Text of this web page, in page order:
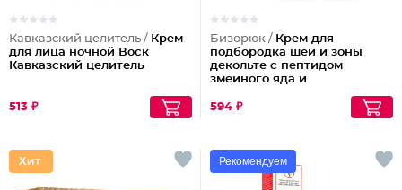
Кавказский целитель / Крем
для лица ночной Воск
Кавказский целитель
513 ₽
Бизорюк / Крем для
подбородка шеи и зоны
декольте с пептидом
змеиного яда и
594 ₽
Рекомендуем